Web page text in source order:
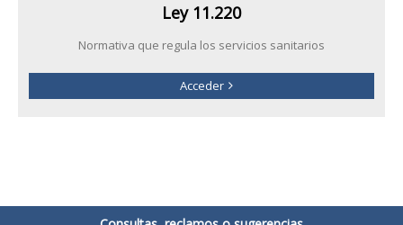
Ley 11.220
Normativa que regula los servicios sanitarios
Acceder